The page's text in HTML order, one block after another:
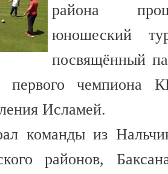
района
юношеский
посвящённый
первого чемпиона
Исламей.
команды из
районов,